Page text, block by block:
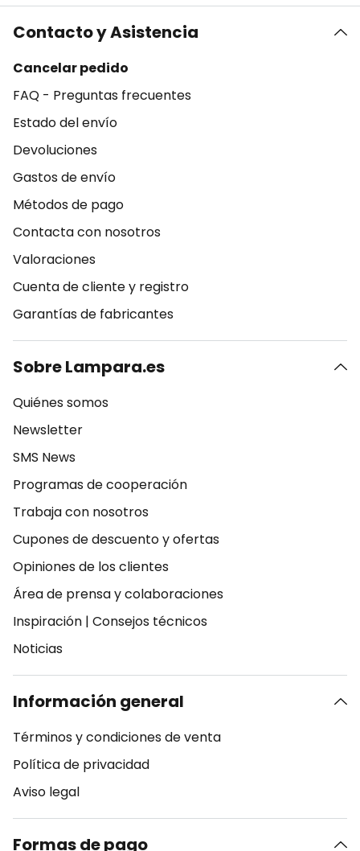
Contacto y Asistencia
Cancelar pedido
FAQ - Preguntas frecuentes
Estado del envío
Devoluciones
Gastos de envío
Métodos de pago
Contacta con nosotros
Valoraciones
Cuenta de cliente y registro
Garantías de fabricantes
Sobre Lampara.es
Quiénes somos
Newsletter
SMS News
Programas de cooperación
Trabaja con nosotros
Cupones de descuento y ofertas
Opiniones de los clientes
Área de prensa y colaboraciones
Inspiración | Consejos técnicos
Noticias
Información general
Términos y condiciones de venta
Política de privacidad
Aviso legal
Formas de pago